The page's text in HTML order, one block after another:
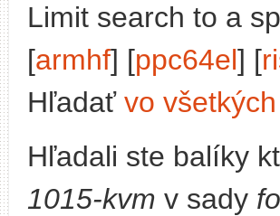
Limit search to a
[armhf] [ppc64el] [
Hľadať vo
Hľadali ste balíky
1015-kvm v sady